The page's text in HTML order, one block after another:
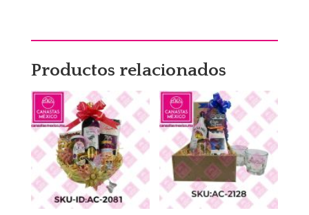
Productos relacionados